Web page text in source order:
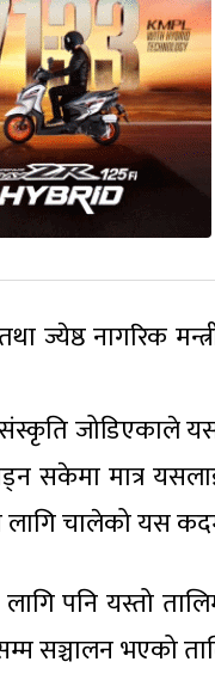
नागरिक
जोडिएकाले
सकेमा मात्र
लागि चालेको यस
लागि पनि यस्तो
सञ्चालन भएको